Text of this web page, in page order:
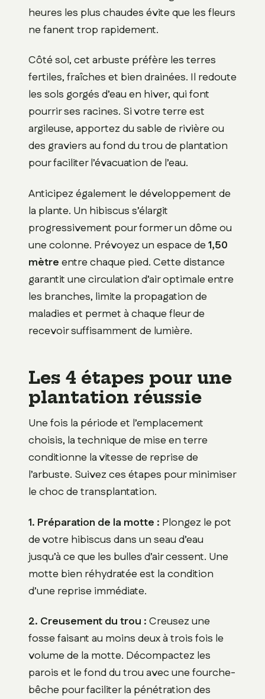
heures les plus chaudes évite que les fleurs
ne fanent trop rapidement.
Côté sol, cet arbuste préfère les terres
fertiles, fraîches et bien drainées. Il redoute
les sols gorgés d’eau en hiver, qui font
pourrir ses racines. Si votre terre est
argileuse, apportez du sable de rivière ou
des graviers au fond du trou de plantation
pour faciliter l’évacuation de l’eau.
Anticipez également le développement de
la plante. Un hibiscus s’élargit
progressivement pour former un dôme ou
une colonne. Prévoyez un espace de1,50
mètreentre chaque pied. Cette distance
garantit une circulation d’air optimale entre
les branches, limite la propagation de
maladies et permet à chaque fleur de
recevoir suffisamment de lumière.
Les 4 étapes pour une
plantation réussie
Une fois la période et l’emplacement
choisis, la technique de mise en terre
conditionne la vitesse de reprise de
l’arbuste. Suivez ces étapes pour minimiser
le choc de transplantation.
1. Préparation de la motte : Plongez le pot
de votre hibiscus dans un seau d’eau
jusqu’à ce que les bulles d’air cessent. Une
motte bien réhydratée est la condition
d’une reprise immédiate.
2. Creusement du trou :Creusez une
fosse faisant au moins deux à trois fois le
volume de la motte. Décompactez les
parois et le fond du trou avec une fourche-
bêche pour faciliter la pénétration des